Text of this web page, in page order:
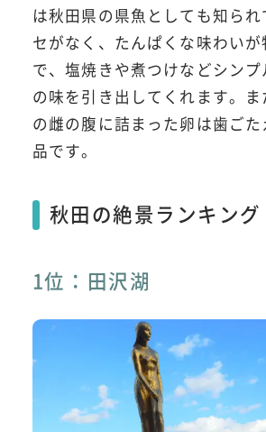
は秋田県の県魚としても知ら
セがなく、たんぱくな味わいが
で、塩焼きや煮つけなどシン
の味を引き出してくれます。ま
の雌の腹に詰まった卵は歯ご
品です。
秋田の絶景ランキング
1位：田沢湖